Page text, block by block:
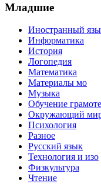
Младшие
Иностранный
Информатика
История
Логопедия
Математика
Материалы мо
Музыка
Обучение грамоте
Окружающий
Психология
Разное
Русский язык
Технология и изо
Физкультура
Чтение